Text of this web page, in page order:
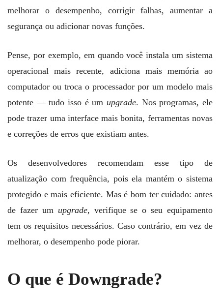
melhorar o desempenho, corrigir falhas, aumentar a
segurança ou adicionar novas funções.
Pense, por exemplo, em quando você instala um sistema
operacional mais recente, adiciona mais memória ao
computador ou troca o processador por um modelo mais
potente — tudo isso é um upgrade. Nos programas, ele
pode trazer uma interface mais bonita, ferramentas novas
e correções de erros que existiam antes.
Os desenvolvedores recomendam esse tipo de
atualização com frequência, pois ela mantém o sistema
protegido e mais eficiente. Mas é bom ter cuidado: antes
de fazer um upgrade, verifique se o seu equipamento
tem os requisitos necessários. Caso contrário, em vez de
melhorar, o desempenho pode piorar.
O que é Downgrade?